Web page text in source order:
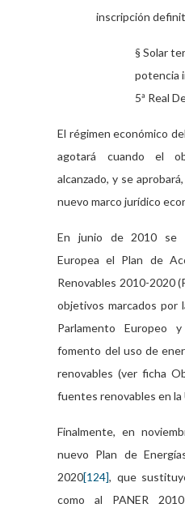
inscripción
§ Solar
potencia
5ª Real
El régimen económico
agotará cuando el
alcanzado, y se
nuevo marco jurídico
En junio de 2010 se
Europea el Plan de
Renovables 2010-2020
objetivos marcados por
Parlamento Europeo
fomento del uso de
renovables (ver ficha
fuentes renovables en la
Finalmente, en
nuevo Plan de
2020[124], que
como al PANER